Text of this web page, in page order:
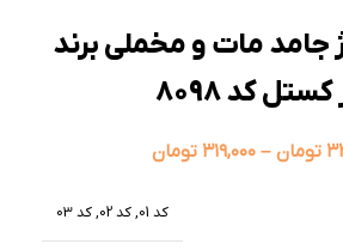
رژ جامد مات و مخملی برند
کد 8098
تومان – ۳۱۹,۰۰۰ تومان
کد 01 ,کد 02 ,کد 03